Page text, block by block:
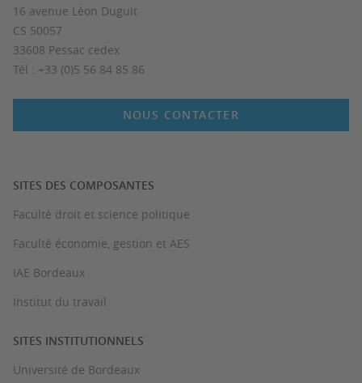
16 avenue Léon Duguit
CS 50057
33608 Pessac cedex
Tél : +33 (0)5 56 84 85 86
NOUS CONTACTER
SITES DES COMPOSANTES
Faculté droit et science politique
Faculté économie, gestion et AES
IAE Bordeaux
Institut du travail
SITES INSTITUTIONNELS
Université de Bordeaux